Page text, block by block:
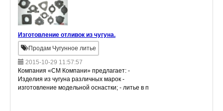
Изготовление отливок из чугуна.
Продам Чугунное литье
2015-10-29 11:57:57
Компания «СМ Компани» предлагает: -
Изделия из чугуна различных марок -
изготовление модельной оснастки; - литье в п